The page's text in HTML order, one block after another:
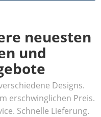
neuesten
und
Designs.
erschwinglichen Preis.
Schnelle Lieferung.